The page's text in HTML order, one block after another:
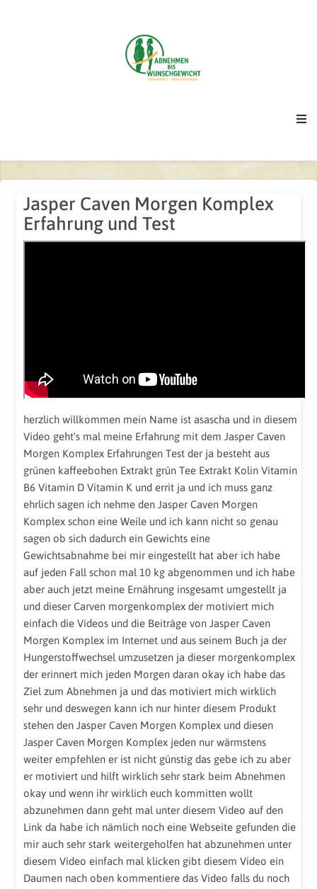
Jasper Caven Morgen Komplex
Erfahrung und Test
herzlich willkommen mein Name ist asascha und in diesem
Video geht's mal meine Erfahrung mit dem Jasper Caven
Morgen Komplex Erfahrungen Test der ja besteht aus
grünen kaffeebohen Extrakt grün Tee Extrakt Kolin Vitamin
B6 Vitamin D Vitamin K und errit ja und ich muss ganz
ehrlich sagen ich nehme den Jasper Caven Morgen
Komplex schon eine Weile und ich kann nicht so genau
sagen ob sich dadurch ein Gewichts eine
Gewichtsabnahme bei mir eingestellt hat aber ich habe
auf jeden Fall schon mal 10 kg abgenommen und ich habe
aber auch jetzt meine Ernährung insgesamt umgestellt ja
und dieser Carven morgenkomplex der motiviert mich
einfach die Videos und die Beiträge von Jasper Caven
Morgen Komplex im Internet und aus seinem Buch ja der
Hungerstoffwechsel umzusetzen ja dieser morgenkomplex
der erinnert mich jeden Morgen daran okay ich habe das
Ziel zum Abnehmen ja und das motiviert mich wirklich
sehr und deswegen kann ich nur hinter diesem Produkt
stehen den Jasper Caven Morgen Komplex und diesen
Jasper Caven Morgen Komplex jeden nur wärmstens
weiter empfehlen er ist nicht günstig das gebe ich zu aber
er motiviert und hilft wirklich sehr stark beim Abnehmen
okay und wenn ihr wirklich euch kommitten wollt
abzunehmen dann geht mal unter diesem Video auf den
Link da habe ich nämlich noch eine Webseite gefunden die
mir auch sehr stark weitergeholfen hat abzunehmen unter
diesem Video einfach mal klicken gibt diesem Video ein
Daumen nach oben kommentiere das Video falls du noch